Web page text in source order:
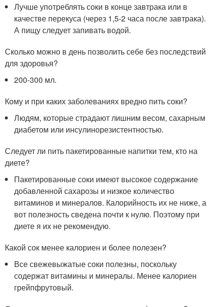
Лучше употреблять соки в конце завтрака или в
качестве перекуса (через 1,5-2 часа после завтрака).
А пищу следует запивать водой.
Сколько можно в день позволить себе без последствий
для здоровья?
200-300 мл.
Кому и при каких заболеваниях вредно пить соки?
Людям, которые страдают лишним весом, сахарным
диабетом или инсулинорезистентностью.
Следует ли пить пакетированные напитки тем, кто на
диете?
Пакетированные соки имеют высокое содержание
добавленной сахарозы и низкое количество
витаминов и минералов. Калорийность их не ниже, а
вот полезность сведена почти к нулю. Поэтому при
диете я их не рекомендую.
Какой сок менее калориен и более полезен?
Все свежевыжатые соки полезны, поскольку
содержат витамины и минералы. Менее калориен
грейпфрутовый.